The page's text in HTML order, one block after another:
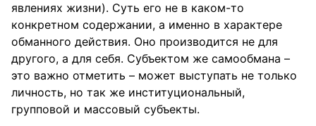
явлениях жизни). Суть его не в каком-то
конкретном содержании, а именно в характере
обманного действия. Оно производится не для
другого, а для себя. Субъектом же самообмана –
это важно отметить – может выступать не только
личность, но так же институциональный,
групповой и массовый субъекты.